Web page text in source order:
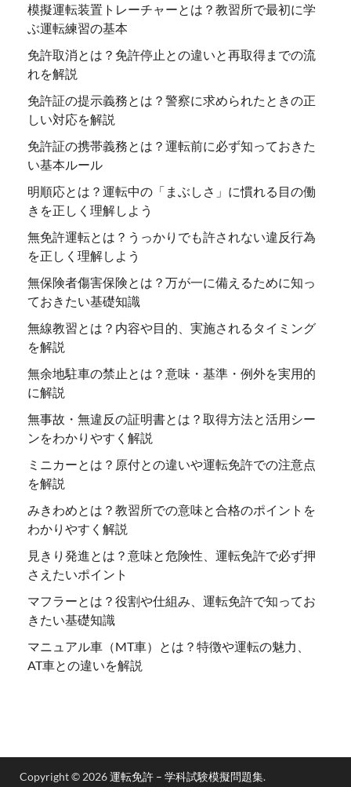
模擬運転装置トレーチャーとは？教習所で最初に学
ぶ運転練習の基本
免許取消とは？免許停止との違いと再取得までの流
れを解説
免許証の提示義務とは？警察に求められたときの正
しい対応を解説
免許証の携帯義務とは？運転前に必ず知っておきた
い基本ルール
明順応とは？運転中の「まぶしさ」に慣れる目の働
きを正しく理解しよう
無免許運転とは？うっかりでも許されない違反行為
を正しく理解しよう
無保険者傷害保険とは？万が一に備えるために知っ
ておきたい基礎知識
無線教習とは？内容や目的、実施されるタイミング
を解説
無余地駐車の禁止とは？意味・基準・例外を実用的
に解説
無事故・無違反の証明書とは？取得方法と活用シー
ンをわかりやすく解説
ミニカーとは？原付との違いや運転免許での注意点
を解説
みきわめとは？教習所での意味と合格のポイントを
わかりやすく解説
見きり発進とは？意味と危険性、運転免許で必ず押
さえたいポイント
マフラーとは？役割や仕組み、運転免許で知ってお
きたい基礎知識
マニュアル車（MT車）とは？特徴や運転の魅力、
AT車との違いを解説
Copyright © 2026運転免許 – 学科試験模擬問題集.